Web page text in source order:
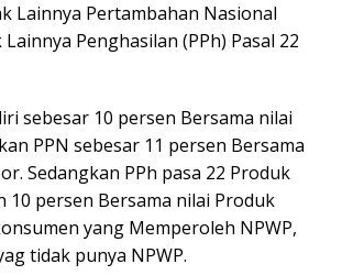
Lainnya Pertambahan Nasional
Lainnya Penghasilan (PPh) Pasal 22
sebesar 10 persen Bersama nilai
PPN sebesar 11 persen Bersama
Sedangkan PPh pasa 22 Produk
10 persen Bersama nilai Produk
yang Memperoleh NPWP,
tidak punya NPWP.